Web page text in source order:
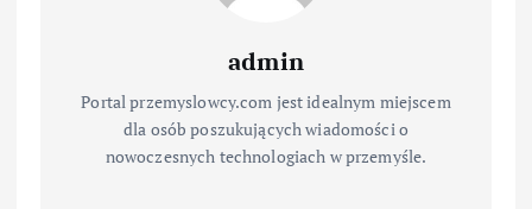
admin
Portal przemyslowcy.com jest idealnym miejscem
dla osób poszukujących wiadomości o
nowoczesnych technologiach w przemyśle.